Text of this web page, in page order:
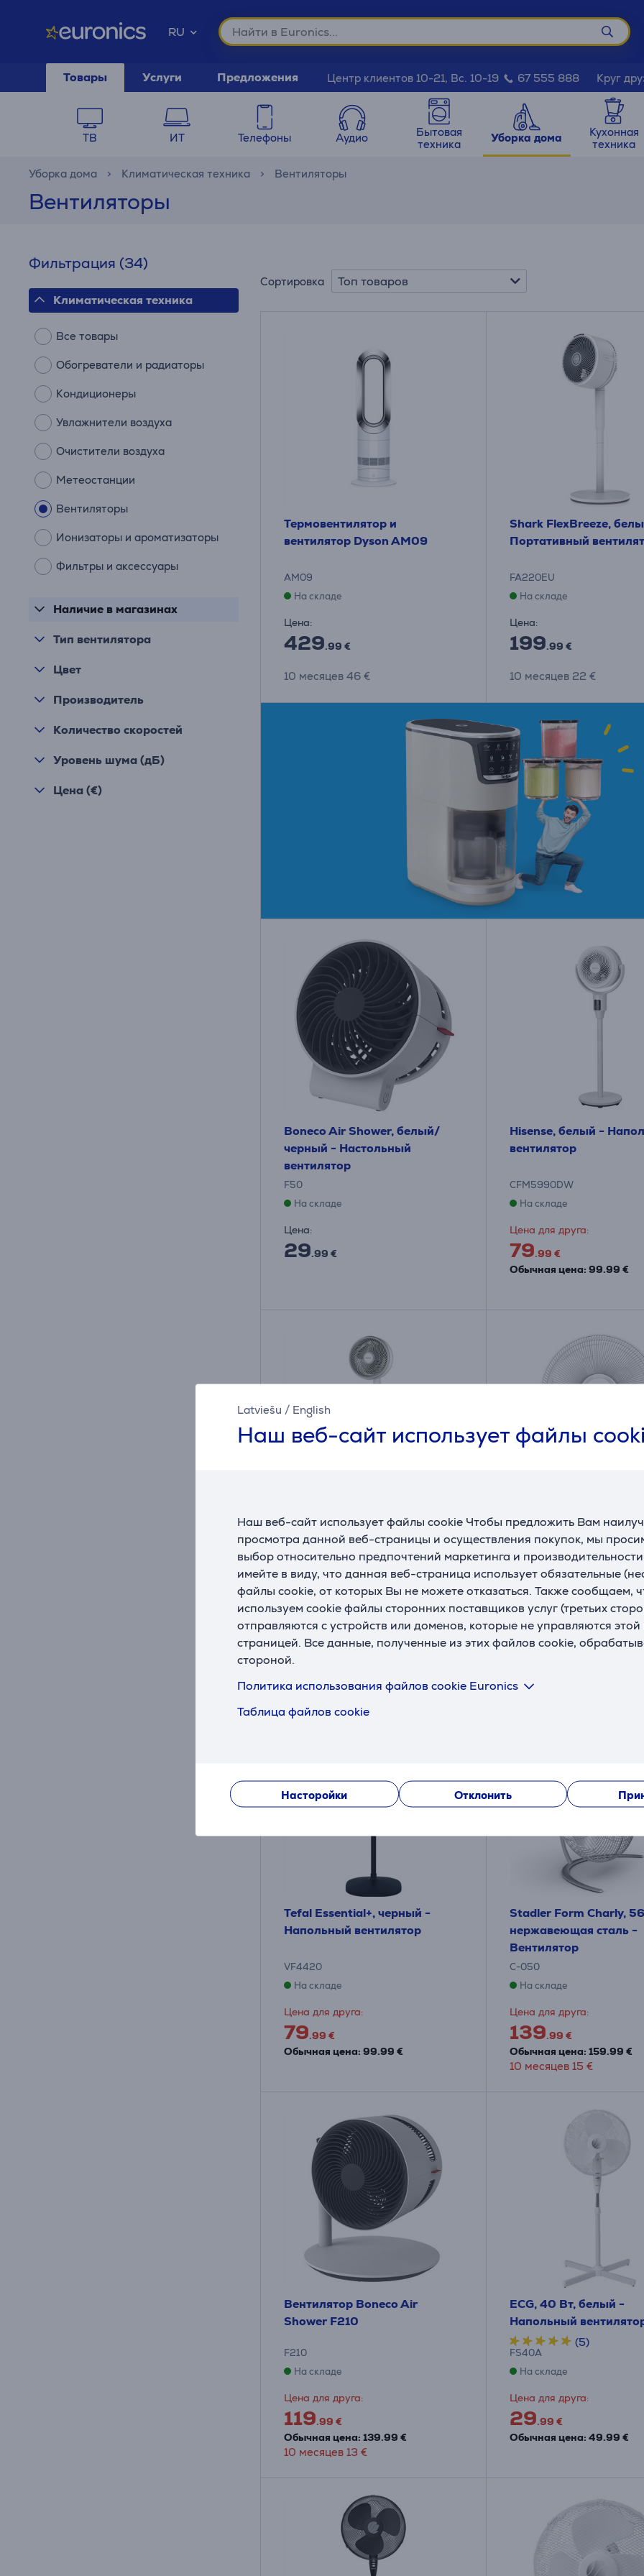
Latviešu / English
Наш веб-сайт использует файлы
Наш веб-сайт использует файлы cookie Чтобы предложить Вам
просмотра данной веб-страницы и осуществления покупок, мы
выбор относительно предпочтений маркетинга и
имейте в виду, что данная веб-страница использует обязательные
файлы cookie, от которых Вы не можете отказаться. Также сообщаем,
используем cookie файлы сторонних поставщиков услуг (третьих
отправляются с устройств или доменов, которые не управляются
страницей. Все данные, полученные из этих файлов cookie,
стороной.
Политика использования файлов cookie Euronics
Таблица файлов cookie
Насторойки Отклонить
RU
Товары Услуги Предложения Центр клиентов 10-21, Вс. 10-19 67 555 888 Круг
ТВ ИТ Телефоны Аудио
Бытовая
техника
Уборка дома
Кухонная
техника
Уборка дома Климатическая техника Вентиляторы
Вентиляторы
Фильтрация (34)
Климатическая техника
Все товары
Обогреватели и радиаторы
Кондиционеры
Увлажнители воздуха
Очистители воздуха
Метеостанции
Вентиляторы
Ионизаторы и ароматизаторы
Фильтры и аксессуары
Наличие в магазинах
Тип вентилятора
Цвет
Производитель
Количество скоростей
Уровень шума (дБ)
Цена (€)
Сортировка Топ товаров
Термовентилятор и
вентилятор Dyson AM09
AM09
На складе
Цена:
429.99 €
10 месяцев 46 €
Shark FlexBreeze,
Портативный
FA220EU
На складе
Цена:
199.99 €
10 месяцев 22 €
Boneco Air Shower, белый/
черный - Настольный
вентилятор
F50
На складе
Цена:
29.99 €
Hisense, белый -
вентилятор
CFM5990DW
На складе
Цена для друга:
79.99 €
Обычная цена: 99.99 €
Hisense, белый - Напольный
вентилятор
CFM349SW
На складе
Цена для друга:
69.99 €
Обычная цена: 79.99 €
Philips Table Fan 1000
белый - Настольный
вентилятор
CX1030/00
На складе
Цена для друга:
41.99 €
Tefal Essential+, черный -
Напольный вентилятор
VF4420
На складе
Цена для друга:
79.99 €
Обычная цена: 99.99 €
Stadler Form Charly,
нержавеющая сталь -
Вентилятор
C-050
На складе
Цена для друга:
139.99 €
Обычная цена: 159.99 €
10 месяцев 15 €
Вентилятор Boneco Air
Shower F210
F210
На складе
Цена для друга:
119.99 €
Обычная цена: 139.99 €
10 месяцев 13 €
ECG, 40 Вт, белый -
Напольный
(5)
FS40A
На складе
Цена для друга:
29.99 €
Обычная цена: 49.99 €